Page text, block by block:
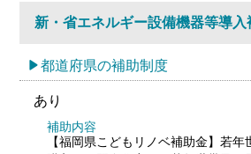
新・省エネルギー設備機器等導入
都道府県の補助制度
あり
補助内容
【福岡県こどもリノベ補助金】若